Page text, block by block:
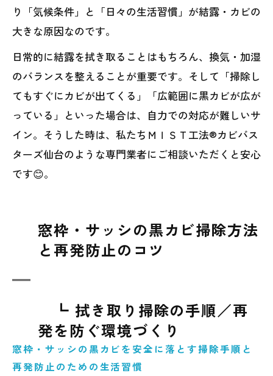
り「気候条件」と「日々の生活習慣」が結露・カビの
大きな原因なのです。
日常的に結露を拭き取ることはもちろん、換気・加湿
のバランスを整えることが重要です。そして「掃除し
てもすぐにカビが出てくる」「広範囲に黒カビが広が
っている」といった場合は、自力での対応が難しいサ
イン。そうした時は、私たちＭＩＳＴ工法®カビバス
ターズ仙台のような専門業者にご相談いただくと安心
です😊。
窓枠・サッシの黒カビ掃除方法
と再発防止のコツ
┗ 拭き取り掃除の手順／再
発を防ぐ環境づくり
窓枠・サッシの黒カビを安全に落とす掃除手順と
再発防止のための生活習慣